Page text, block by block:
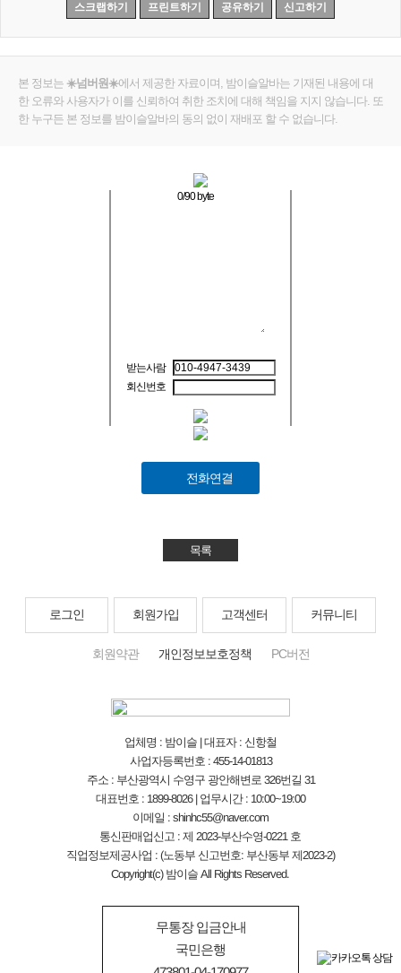
스크랩하기 프린트하기 공유하기 신고하기
본 정보는 ☀️넘버원☀️에서 제공한 자료이며, 밤이슬알바는 기재된 내용에 대
한 오류와 사용자가 이를 신뢰하여 취한 조치에 대해 책임을 지지 않습니다. 또
한 누구든 본 정보를 밤이슬알바의 동의 없이 재배포 할 수 없습니다.
0/90 byte
받는사람
회신번호
전화연결
목록
로그인 회원가입 고객센터 커뮤니티
회원약관 개인정보보호정책 PC버전
업체명 : 밤이슬 | 대표자 : 신항철
사업자등록번호 : 455-14-01813
주소 : 부산광역시 수영구 광안해변로 326번길 31
대표번호 : 1899-8026 | 업무시간 : 10:00~19:00
이메일 : shinhc55@naver.com
통신판매업신고 : 제 2023-부산수영-0221 호
직업정보제공사업 : (노동부 신고번호: 부산동부 제2023-2)
Copyright(c) 밤이슬 All Rights Reserved.
무통장 입금안내
국민은행